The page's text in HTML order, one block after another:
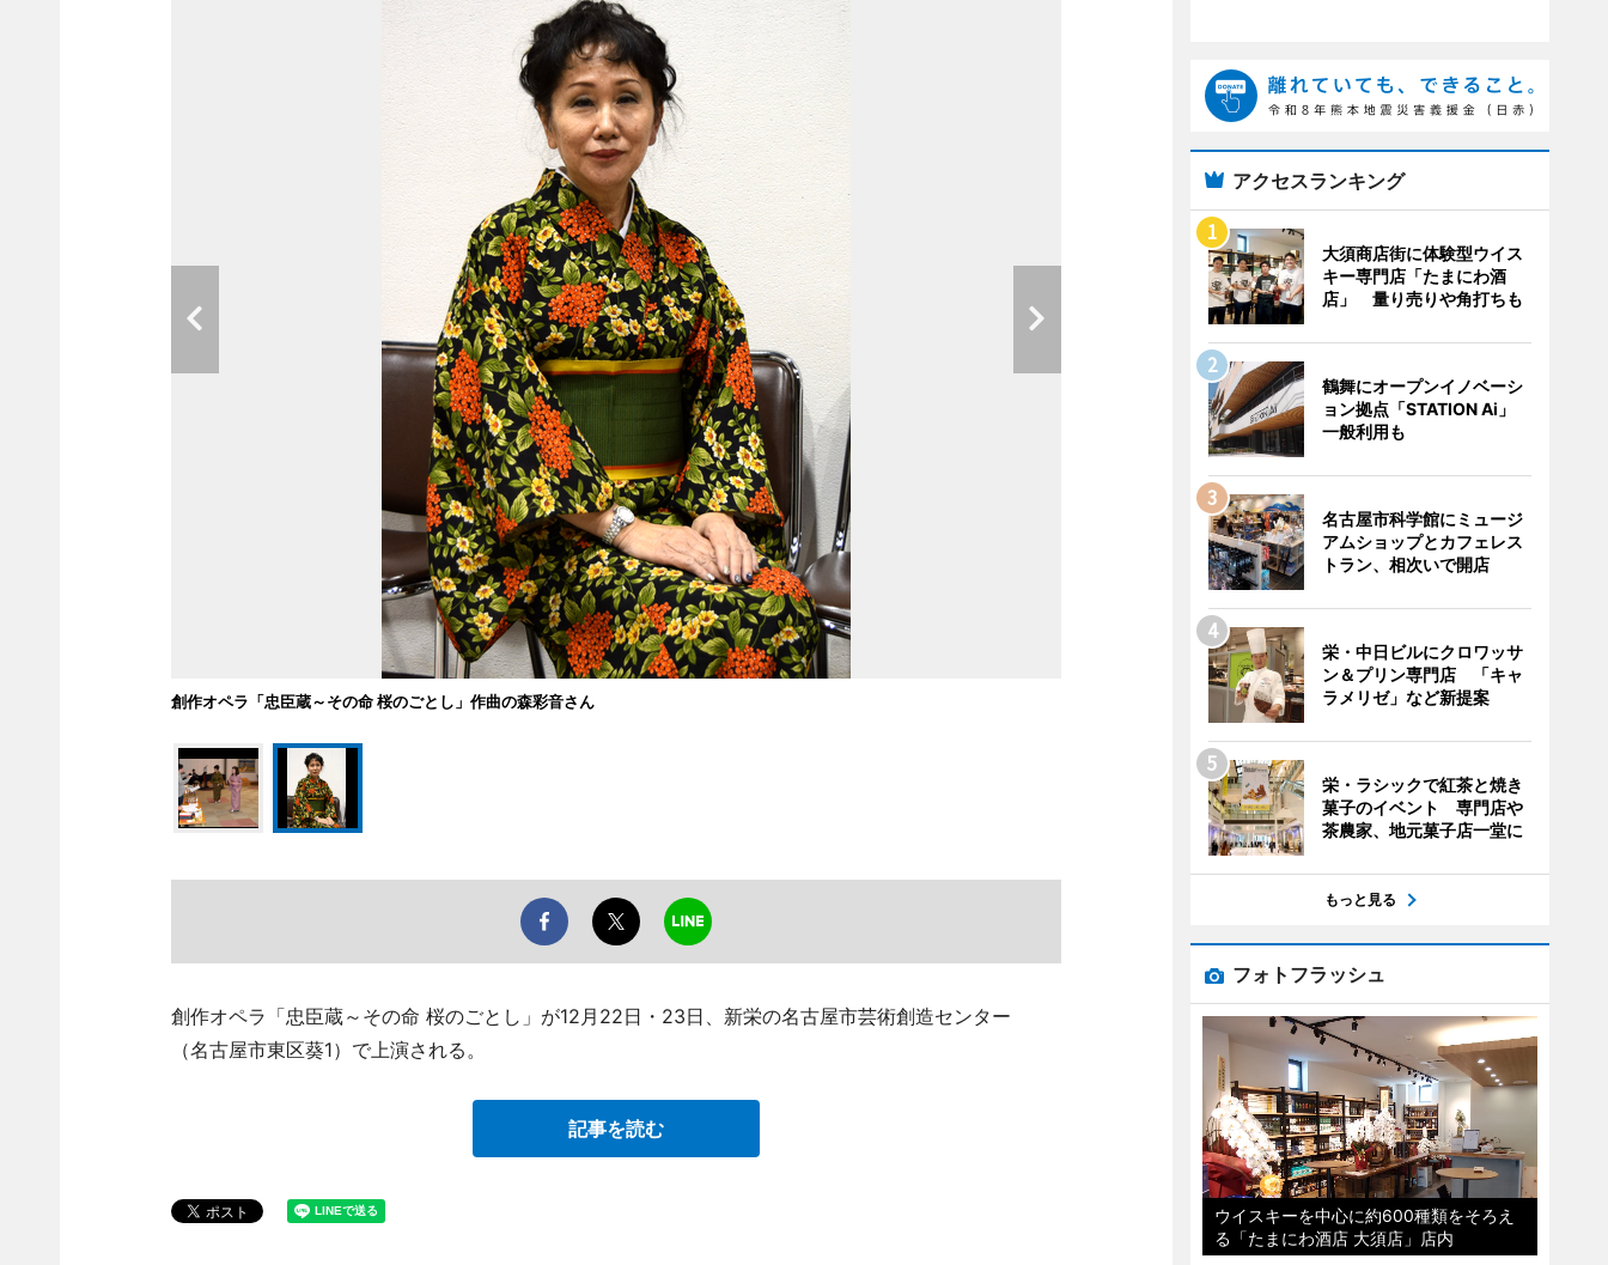
創作オペラ「忠臣蔵～その命 桜のごとし」作曲の森彩音さん
創作オペラ「忠臣蔵～その命 桜のごとし」が12月22日・23日、新栄の名古屋市芸術創造センター
（名古屋市東区葵1）で上演される。
記事を読む
アクセスランキング
大須商店街に体験型ウイス
キー専門店「たまにわ酒
店」 量り売りや角打ちも
鶴舞にオープンイノベーシ
ョン拠点「STATION Ai」
一般利用も
名古屋市科学館にミュージ
アムショップとカフェレス
トラン、相次いで開店
栄・中日ビルにクロワッサ
ン＆プリン専門店 「キャ
ラメリゼ」など新提案
栄・ラシックで紅茶と焼き
菓子のイベント 専門店や
茶農家、地元菓子店一堂に
もっと見る
フォトフラッシュ
ウイスキーを中心に約600種類をそろえ
る「たまにわ酒店 大須店」店内